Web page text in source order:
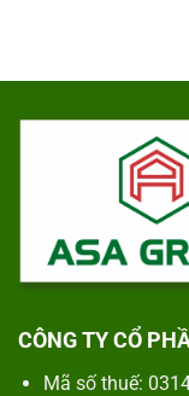
CÔNG TY CỔ
Mã số thuế: